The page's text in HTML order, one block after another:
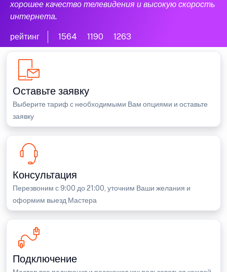
хорошее качество телевидения и высокую скорость
интернета.
рейтинг 1564 1190 1263
Оставьте заявку
Выберите тариф с необходимыми Вам опциями и оставьте
заявку
Консультация
Перезвоним с 9:00 до 21:00, уточним Ваши желания и
оформим выезд Мастера
Подключение